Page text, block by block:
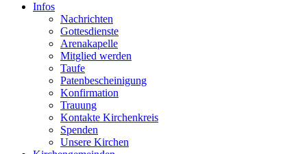
Infos
Nachrichten
Gottesdienste
Arenakapelle
Mitglied werden
Taufe
Patenbescheinigung
Konfirmation
Trauung
Kontakte Kirchenkreis
Spenden
Unsere Kirchen